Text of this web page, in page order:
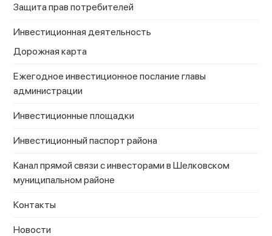
Защита прав потребителей
Инвестиционная деятельность
Дорожная карта
Ежегодное инвестиционное послание главы
администрации
Инвестиционные площадки
Инвестиционный паспорт района
Канал прямой связи с инвесторами в Шелковском
муниципальном районе
Контакты
Новости